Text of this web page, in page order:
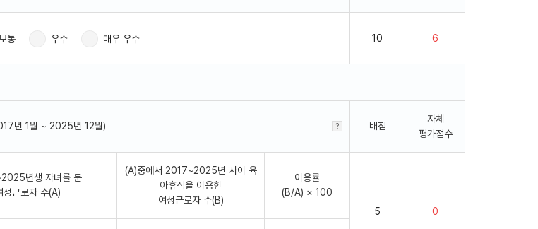
보통 우수 매우 우수
년 1월 ~ 2025년 12월) 배점
자체
평가점수
년생 자녀를 둔
성근로자 수(A)
(A)중에서 2017~2025년 사이 육
아휴직을 이용한
여성근로자 수(B)
이용률
(B/A) × 100